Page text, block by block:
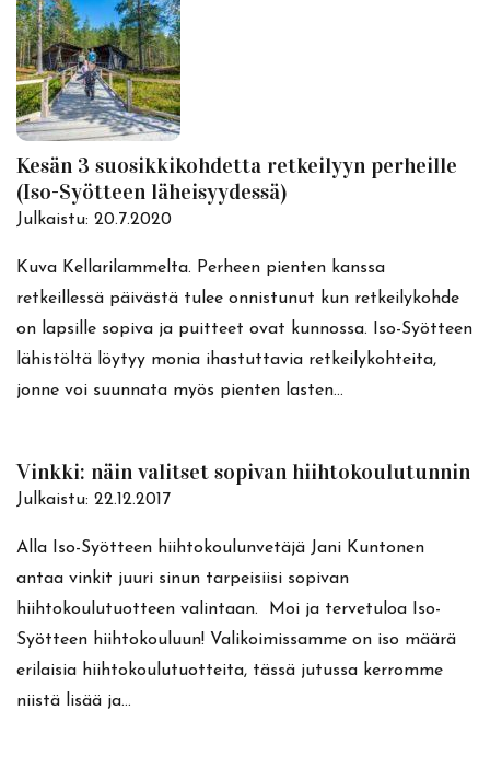
Kesän 3 suosikkikohdetta retkeilyyn perheille
(Iso-Syötteen läheisyydessä)
Julkaistu: 20.7.2020
Kuva Kellarilammelta. Perheen pienten kanssa
retkeillessä päivästä tulee onnistunut kun retkeilykohde
on lapsille sopiva ja puitteet ovat kunnossa. Iso-Syötteen
lähistöltä löytyy monia ihastuttavia retkeilykohteita,
jonne voi suunnata myös pienten lasten…
Vinkki: näin valitset sopivan hiihtokoulutunnin
Julkaistu: 22.12.2017
Alla Iso-Syötteen hiihtokoulunvetäjä Jani Kuntonen
antaa vinkit juuri sinun tarpeisiisi sopivan
hiihtokoulutuotteen valintaan. Moi ja tervetuloa Iso-
Syötteen hiihtokouluun! Valikoimissamme on iso määrä
erilaisia hiihtokoulutuotteita, tässä jutussa kerromme
niistä lisää ja…